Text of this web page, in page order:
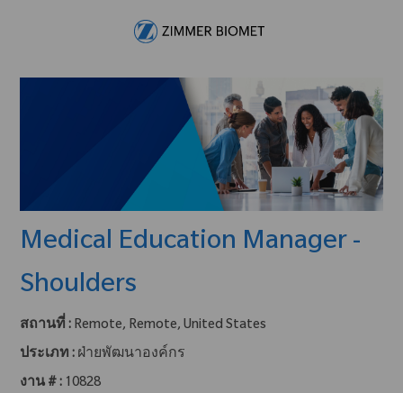
Medical Education Manager -
Shoulders
สถานที่ : Remote, Remote, United States
ประเภท : ฝ่ายพัฒนาองค์กร
งาน # : 10828